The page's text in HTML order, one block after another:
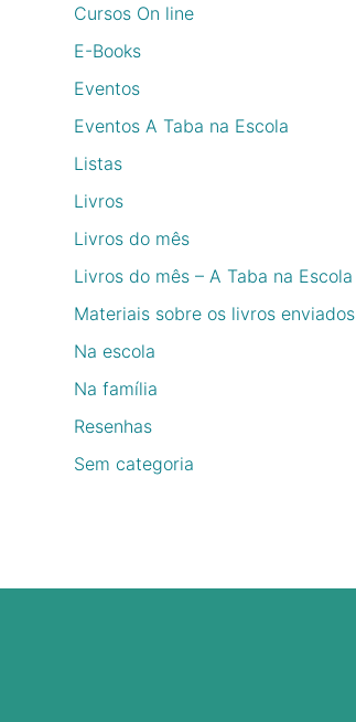
Cursos On line
E-Books
Eventos
Eventos A Taba na Escola
Listas
Livros
Livros do mês
Livros do mês – A Taba na Escola
Materiais sobre os livros enviados
Na escola
Na família
Resenhas
Sem categoria